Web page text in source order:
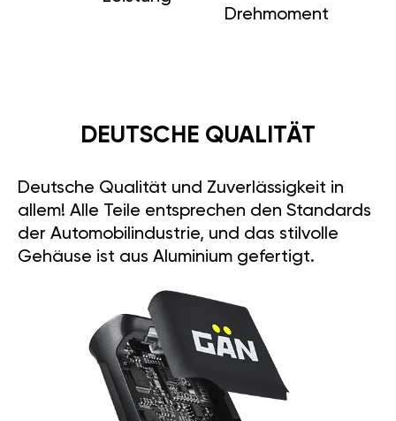
Drehmoment
DEUTSCHE QUALITÄT
Deutsche Qualität und Zuverlässigkeit in
allem! Alle Teile entsprechen den Standards
der Automobilindustrie, und das stilvolle
Gehäuse ist aus Aluminium gefertigt.